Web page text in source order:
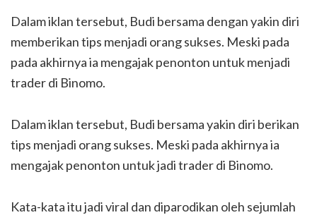
Dalam iklan tersebut, Budi bersama dengan yakin diri
memberikan tips menjadi orang sukses. Meski pada
pada akhirnya ia mengajak penonton untuk menjadi
trader di Binomo.
Dalam iklan tersebut, Budi bersama yakin diri berikan
tips menjadi orang sukses. Meski pada akhirnya ia
mengajak penonton untuk jadi trader di Binomo.
Kata-kata itu jadi viral dan diparodikan oleh sejumlah